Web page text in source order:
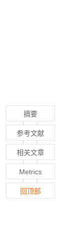
摘要
参考文献
相关文章
Metrics
回顶部